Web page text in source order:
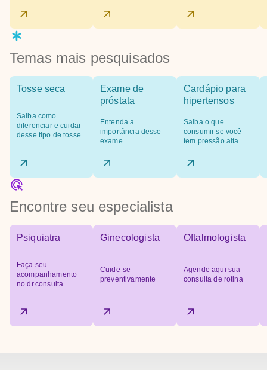
Temas mais pesquisados
Tosse seca
Saiba como
diferenciar e cuidar
desse tipo de tosse
Exame de
próstata
Entenda a
importância desse
exame
Cardápio para
hipertensos
Saiba o que
consumir se você
tem pressão alta
Encontre seu especialista
Psiquiatra
Faça seu
acompanhamento
no dr.consulta
Ginecologista
Cuide-se
preventivamente
Oftalmologista
Agende aqui sua
consulta de rotina